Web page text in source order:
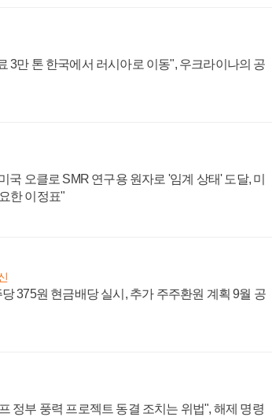
3만 톤 한국에서 러시아로 이동", 우크라이나의 공
국 오클로 SMR 연구용 원자로 '임계 상태' 도달, 미
한 이정표"
375원 현금배당 실시, 추가 주주환원 계획 9월 공
정부 풍력 프로젝트 동결 조치는 위법", 해제 명령